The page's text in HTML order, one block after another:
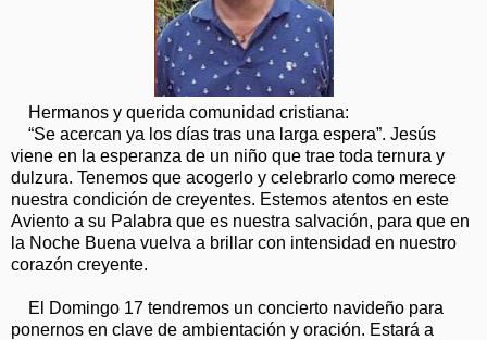
Hermanos y querida comunidad cristiana:
“Se acercan ya los días tras una larga espera”. Jesús
viene en la esperanza de un niño que trae toda ternura y
dulzura. Tenemos que acogerlo y celebrarlo como merece
nuestra condición de creyentes. Estemos atentos en este
Aviento a su Palabra que es nuestra salvación, para que en
la Noche Buena vuelva a brillar con intensidad en nuestro
corazón creyente.
El Domingo 17 tendremos un concierto navideño para
ponernos en clave de ambientación y oración. Estará a